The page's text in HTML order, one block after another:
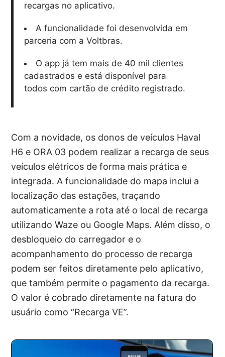
recargas no aplicativo.
A funcionalidade foi desenvolvida em
parceria com a Voltbras.
O app já tem mais de 40 mil clientes
cadastrados e está disponível para
todos com cartão de crédito registrado.
Com a novidade, os donos de veículos Haval
H6 e ORA 03 podem realizar a recarga de seus
veículos elétricos de forma mais prática e
integrada. A funcionalidade do mapa inclui a
localização das estações, traçando
automaticamente a rota até o local de recarga
utilizando Waze ou Google Maps. Além disso, o
desbloqueio do carregador e o
acompanhamento do processo de recarga
podem ser feitos diretamente pelo aplicativo,
que também permite o pagamento da recarga.
O valor é cobrado diretamente na fatura do
usuário como “Recarga VE”.